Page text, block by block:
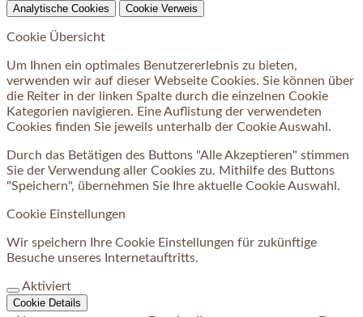
Analytische Cookies
Cookie Verweis
Cookie Übersicht
Um Ihnen ein optimales Benutzererlebnis zu bieten,
verwenden wir auf dieser Webseite Cookies. Sie können über
die Reiter in der linken Spalte durch die einzelnen Cookie
Kategorien navigieren. Eine Auflistung der verwendeten
Cookies finden Sie jeweils unterhalb der Cookie Auswahl.
Durch das Betätigen des Buttons "Alle Akzeptieren" stimmen
Sie der Verwendung aller Cookies zu. Mithilfe des Buttons
"Speichern", übernehmen Sie Ihre aktuelle Cookie Auswahl.
Cookie Einstellungen
Wir speichern Ihre Cookie Einstellungen für zukünftige
Besuche unseres Internetauftritts.
Aktiviert
Cookie Details